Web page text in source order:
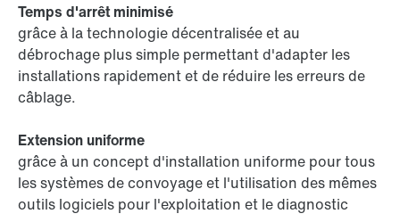
Temps d'arrêt minimisé
grâce à la technologie décentralisée et au
débrochage plus simple permettant d'adapter les
installations rapidement et de réduire les erreurs de
câblage.
Extension uniforme
grâce à un concept d'installation uniforme pour tous
les systèmes de convoyage et l'utilisation des mêmes
outils logiciels pour l'exploitation et le diagnostic